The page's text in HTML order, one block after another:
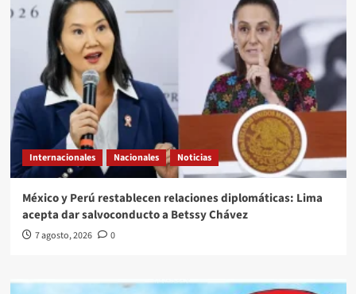
Internacionales Nacionales Noticias
México y Perú restablecen relaciones diplomáticas: Lima
acepta dar salvoconducto a Betssy Chávez
7 agosto, 2026 0